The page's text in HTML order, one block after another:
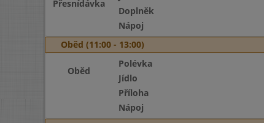
Přesnídávka
Doplněk
Nápoj
Oběd (11:00 - 13:00)
Oběd
Polévka
Jídlo
Příloha
Nápoj